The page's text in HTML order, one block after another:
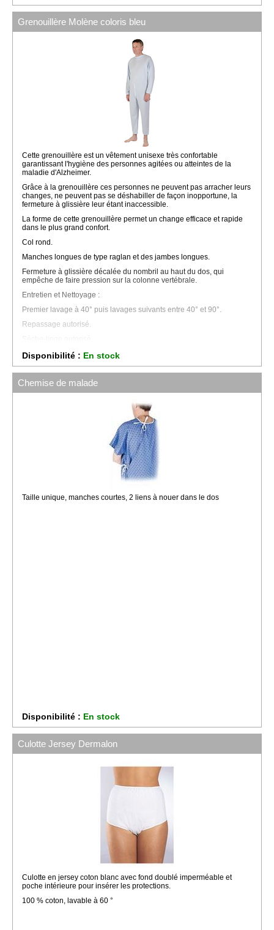
Grenouillère Molène coloris bleu
Cette grenouillère est un vêtement unisexe très confortable
garantissant l'hygiène des personnes agitées ou atteintes de la
maladie d'Alzheimer.
Grâce à la grenouillère ces personnes ne peuvent pas arracher leurs
changes, ne peuvent pas se déshabiller de façon inopportune, la
fermeture à glissière leur étant inaccessible.
La forme de cette grenouillère permet un change efficace et rapide
dans le plus grand confort.
Col rond.
Manches longues de type raglan et des jambes longues.
Fermeture à glissière décalée du nombril au haut du dos, qui
empêche de faire pression sur la colonne vertébrale.
Entretien et Nettoyage :
Premier lavage à 40° puis lavages suivants entre 40° et 90°.
Repassage autorisé.
Disponible de la taille 38/40 à 58/60.
Disponibilité : En stock
Chemise de malade
Taille unique, manches courtes, 2 liens à nouer dans le dos
Disponibilité : En stock
Culotte Jersey Dermalon
Culotte en jersey coton blanc avec fond doublé imperméable et
poche intérieure pour insérer les protections.
100 % coton, lavable à 60 °